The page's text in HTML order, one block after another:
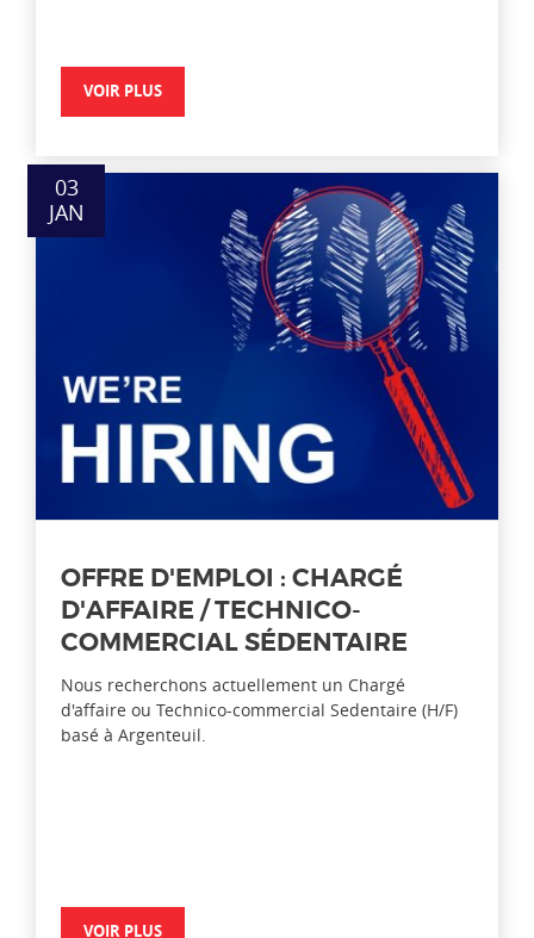
VOIR PLUS
03
JAN
OFFRE D'EMPLOI : CHARGÉ
D'AFFAIRE / TECHNICO-
COMMERCIAL SÉDENTAIRE
Nous recherchons actuellement un Chargé
d'affaire ou Technico-commercial Sedentaire (H/F)
basé à Argenteuil.
VOIR PLUS